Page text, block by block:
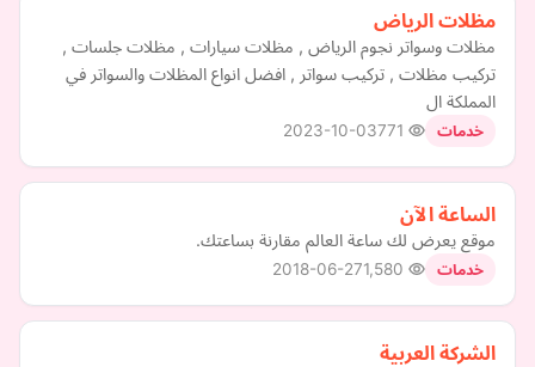
مظلات الرياض
مظلات وسواتر نجوم الرياض , مظلات سيارات , مظلات جلسات ,
تركيب مظلات , تركيب سواتر , افضل انواع المظلات والسواتر في
المملكة ال
خدمات 2023-10-03
الساعة الآن
موقع يعرض لك ساعة العالم مقارنة بساعتك.
خدمات 2018-06-27
الشركة العربية